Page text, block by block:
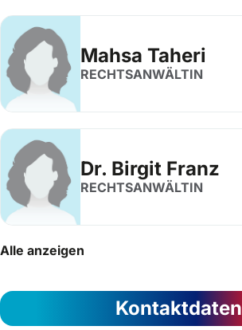
Mahsa Taheri
RECHTSANWÄLTIN
Dr. Birgit Franz
RECHTSANWÄLTIN
Alle anzeigen
Kontaktdaten